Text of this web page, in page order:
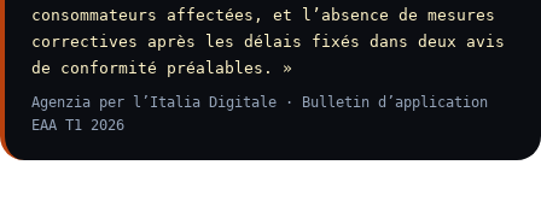
consommateurs affectées, et l’absence de mesures
correctives après les délais fixés dans deux avis
de conformité préalables. »
Agenzia per l’Italia Digitale · Bulletin d’application
EAA T1 2026